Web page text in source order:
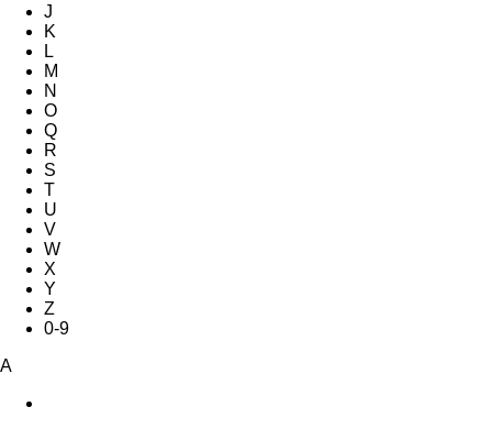
J
K
L
M
N
O
Q
R
S
T
U
V
W
X
Y
Z
0-9
A